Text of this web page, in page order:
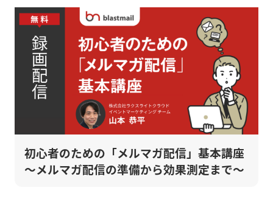
初心者のための「メルマガ配信」基本講座
～メルマガ配信の準備から効果測定まで～